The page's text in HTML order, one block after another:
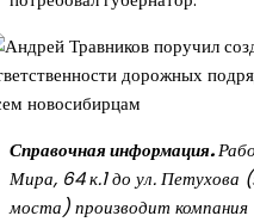
Справочная информация.
Мира, 64 к.1 до ул. Петухова
моста) производит